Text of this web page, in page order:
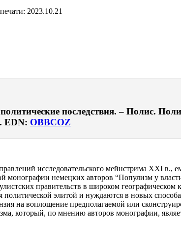
2023.10.21
последствия. – Полис.
. EDN: OBBCOZ
исследовательского мейнстрима XXI
немецких авторов “Популизм у
правительств в широком
политической элитой и нуждаются в новых
на воплощение предполагаемой или
который, по мнению авторов монографии,